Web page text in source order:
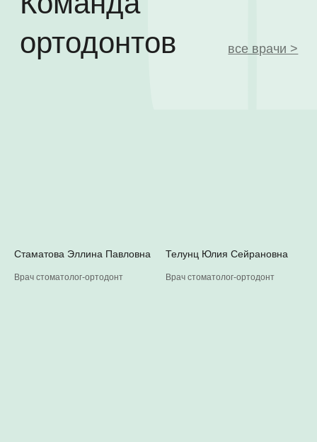
Стаматова Эллина Павловна
Врач стоматолог-ортодонт
Телунц Юлия Сейрановна
Врач стоматолог-ортодонт